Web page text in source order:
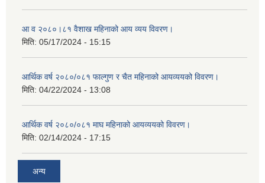
आ व २०८०।८१ वैशाख महिनाको आय व्यय विवरण।
मिति: 05/17/2024 - 15:15
आर्थिक वर्ष २०८०/०८१ फाल्गुण र चैत महिनाको आयव्ययको विवरण।
मिति: 04/22/2024 - 13:08
आर्थिक वर्ष २०८०/०८१ माघ महिनाको आयव्ययको विवरण।
मिति: 02/14/2024 - 17:15
अन्य